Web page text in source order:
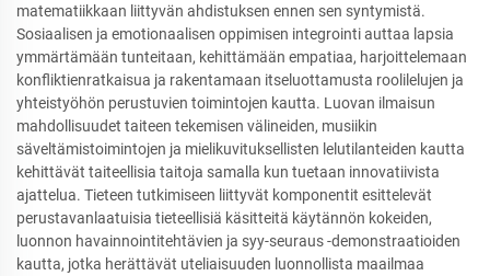
matematiikkaan liittyvän ahdistuksen ennen sen syntymistä.
Sosiaalisen ja emotionaalisen oppimisen integrointi auttaa lapsia
ymmärtämään tunteitaan, kehittämään empatiaa, harjoittelemaan
konfliktienratkaisua ja rakentamaan itseluottamusta roolilelujen ja
yhteistyöhön perustuvien toimintojen kautta. Luovan ilmaisun
mahdollisuudet taiteen tekemisen välineiden, musiikin
säveltämistoimintojen ja mielikuvituksellisten lelutilanteiden kautta
kehittävät taiteellisia taitoja samalla kun tuetaan innovatiivista
ajattelua. Tieteen tutkimiseen liittyvät komponentit esittelevät
perustavanlaatuisia tieteellisiä käsitteitä käytännön kokeiden,
luonnon havainnointitehtävien ja syy-seuraus -demonstraatioiden
kautta, jotka herättävät uteliaisuuden luonnollista maailmaa